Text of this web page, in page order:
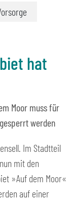
hat
Moor muss für
werden
Im Stadtteil
mit den
»Auf dem Moor«
auf einer